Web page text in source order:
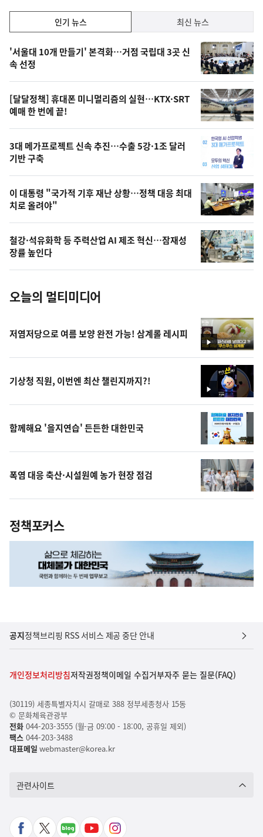
락
기,
최
신,
오
늘
의
영
상
오
늘
의
사
진
인기 뉴스 최신 뉴스
기
뉴
스
'서울대 10개 만들기' 본격화…거점 국립대 3곳 신
속 선정
[달달정책] 휴대폰 미니멀리즘의 실현…KTX·SRT
예매 한 번에 끝!
3대 메가프로젝트 신속 추진…수출 5강·1조 달러
기반 구축
이 대통령 "국가적 기후 재난 상황…정책 대응 최대
치로 올려야"
철강·석유화학 등 주력산업 AI 제조 혁신…잠재성
장률 높인다
오늘의 멀티미디어
영
상
저염저당으로 여름 보양 완전 가능! 삼계롤 레시피
영
상
기상청 직원, 이번엔 최산 챌린지까지?!
함께해요 '을지연습' 든든한 대한민국
폭염 대응 축산·시설원예 농가 현장 점검
정책포커스
공지정책브리핑 RSS 서비스 제공 중단 안내
개인정보처리방침저작권정책이메일 수집거부자주 묻는 질문(FAQ)
(30119) 세종특별자치시 갈매로 388 정부세종청사 15동
© 문화체육관광부
전화044-203-3555 (월-금 09:00 - 18:00, 공휴일 제외)
팩스044-203-3488
대표메일 webmaster@korea.kr
관련사이트
페 X 네 유 인